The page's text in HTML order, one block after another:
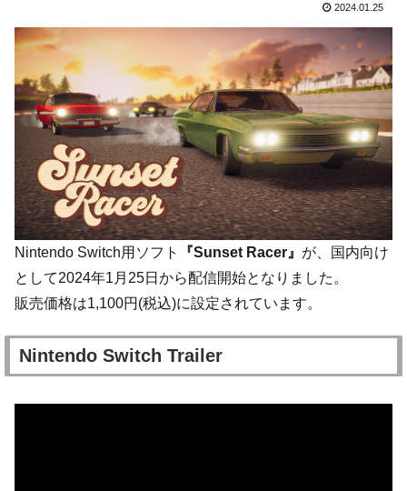
2024.01.25
Nintendo Switch用ソフト 『Sunset Racer』 が、国内向け
として2024年1月25日から配信開始となりました。
販売価格は1,100円(税込)に設定されています。
Nintendo Switch Trailer